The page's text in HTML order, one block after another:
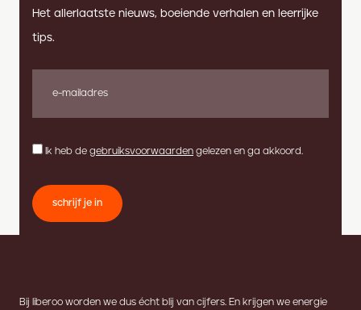
Het allerlaatste nieuws, boeiende verhalen en leerrijke
tips.
Ik heb de gebruiksvoorwaarden gelezen en ga akkoord.
schrijf je in
Bij liberoo worden we dus écht blij van cijfers. En krijgen we energie